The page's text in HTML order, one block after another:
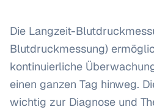
Die Langzeit-
Blutdruckmessung)
kontinuierliche
einen ganzen Tag hinweg.
wichtig zur Diagnose und